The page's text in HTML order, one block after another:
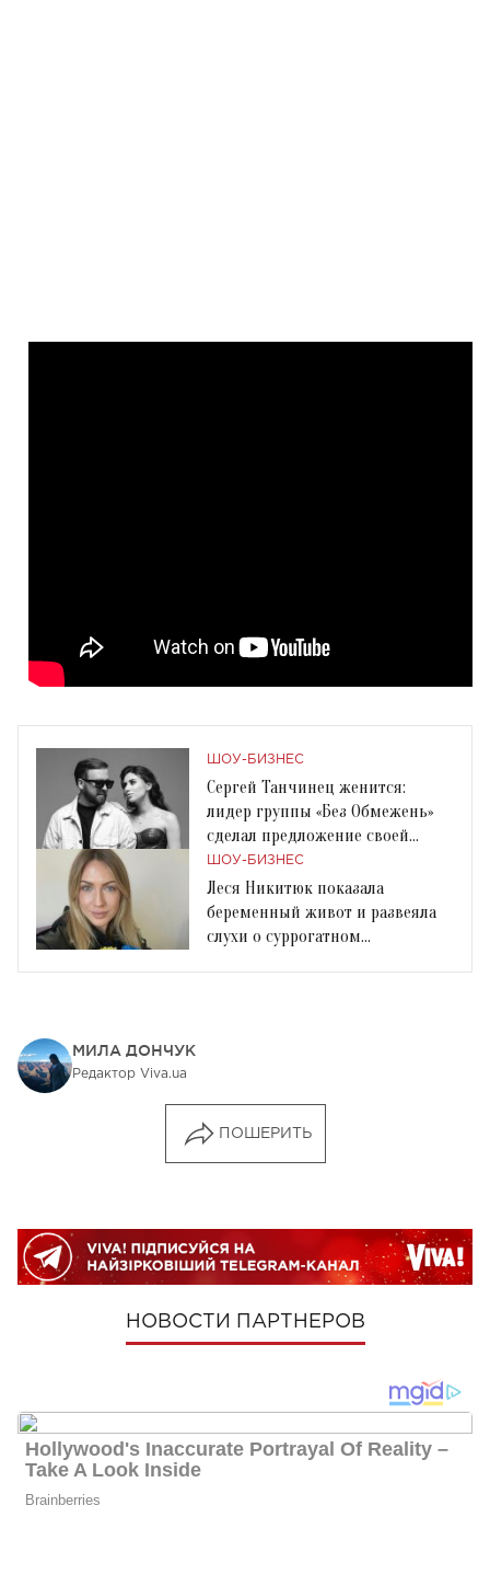
ШОУ-БИЗНЕС
Сергей Танчинец женится:
лидер группы «Без Обмежень»
сделал предложение своей
девушке Юлиане
ШОУ-БИЗНЕС
Леся Никитюк показала
беременный живот и развеяла
слухи о суррогатном
МИЛА ДОНЧУК
Редактор Viva.ua
ПОШЕРИТЬ
НОВОСТИ ПАРТНЕРОВ